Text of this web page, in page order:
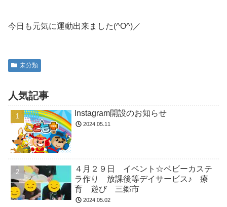
今日も元気に運動出来ました(^O^)／
未分類
人気記事
Instagram開設のお知らせ
2024.05.11
４月２９日 イベント☆ベビーカステ
ラ作り 放課後等デイサービス♪ 療
育 遊び 三郷市
2024.05.02